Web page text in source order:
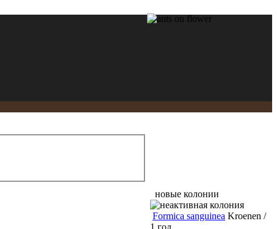
новые колонии
Formica sanguinea Kroenen /
1 год